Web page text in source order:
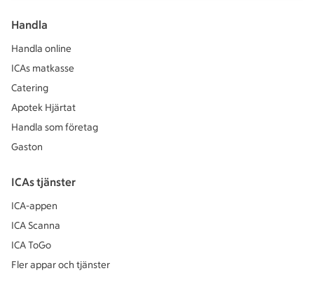
Handla
Handla online
ICAs matkasse
Catering
Apotek Hjärtat
Handla som företag
Gaston
ICAs tjänster
ICA-appen
ICA Scanna
ICA ToGo
Fler appar och tjänster